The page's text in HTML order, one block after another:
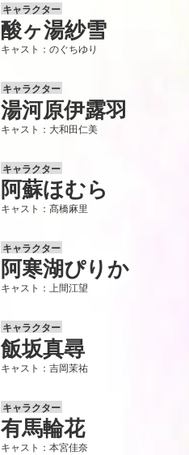
キャラクター
酸ヶ湯紗雪
キャスト：のぐちゆり
キャラクター
湯河原伊露羽
キャスト：大和田仁美
キャラクター
阿蘇ほむら
キャスト：髙橋麻里
キャラクター
阿寒湖ぴりか
キャスト：上間江望
キャラクター
飯坂真尋
キャスト：吉岡茉祐
キャラクター
有馬輪花
キャスト：本宮佳奈